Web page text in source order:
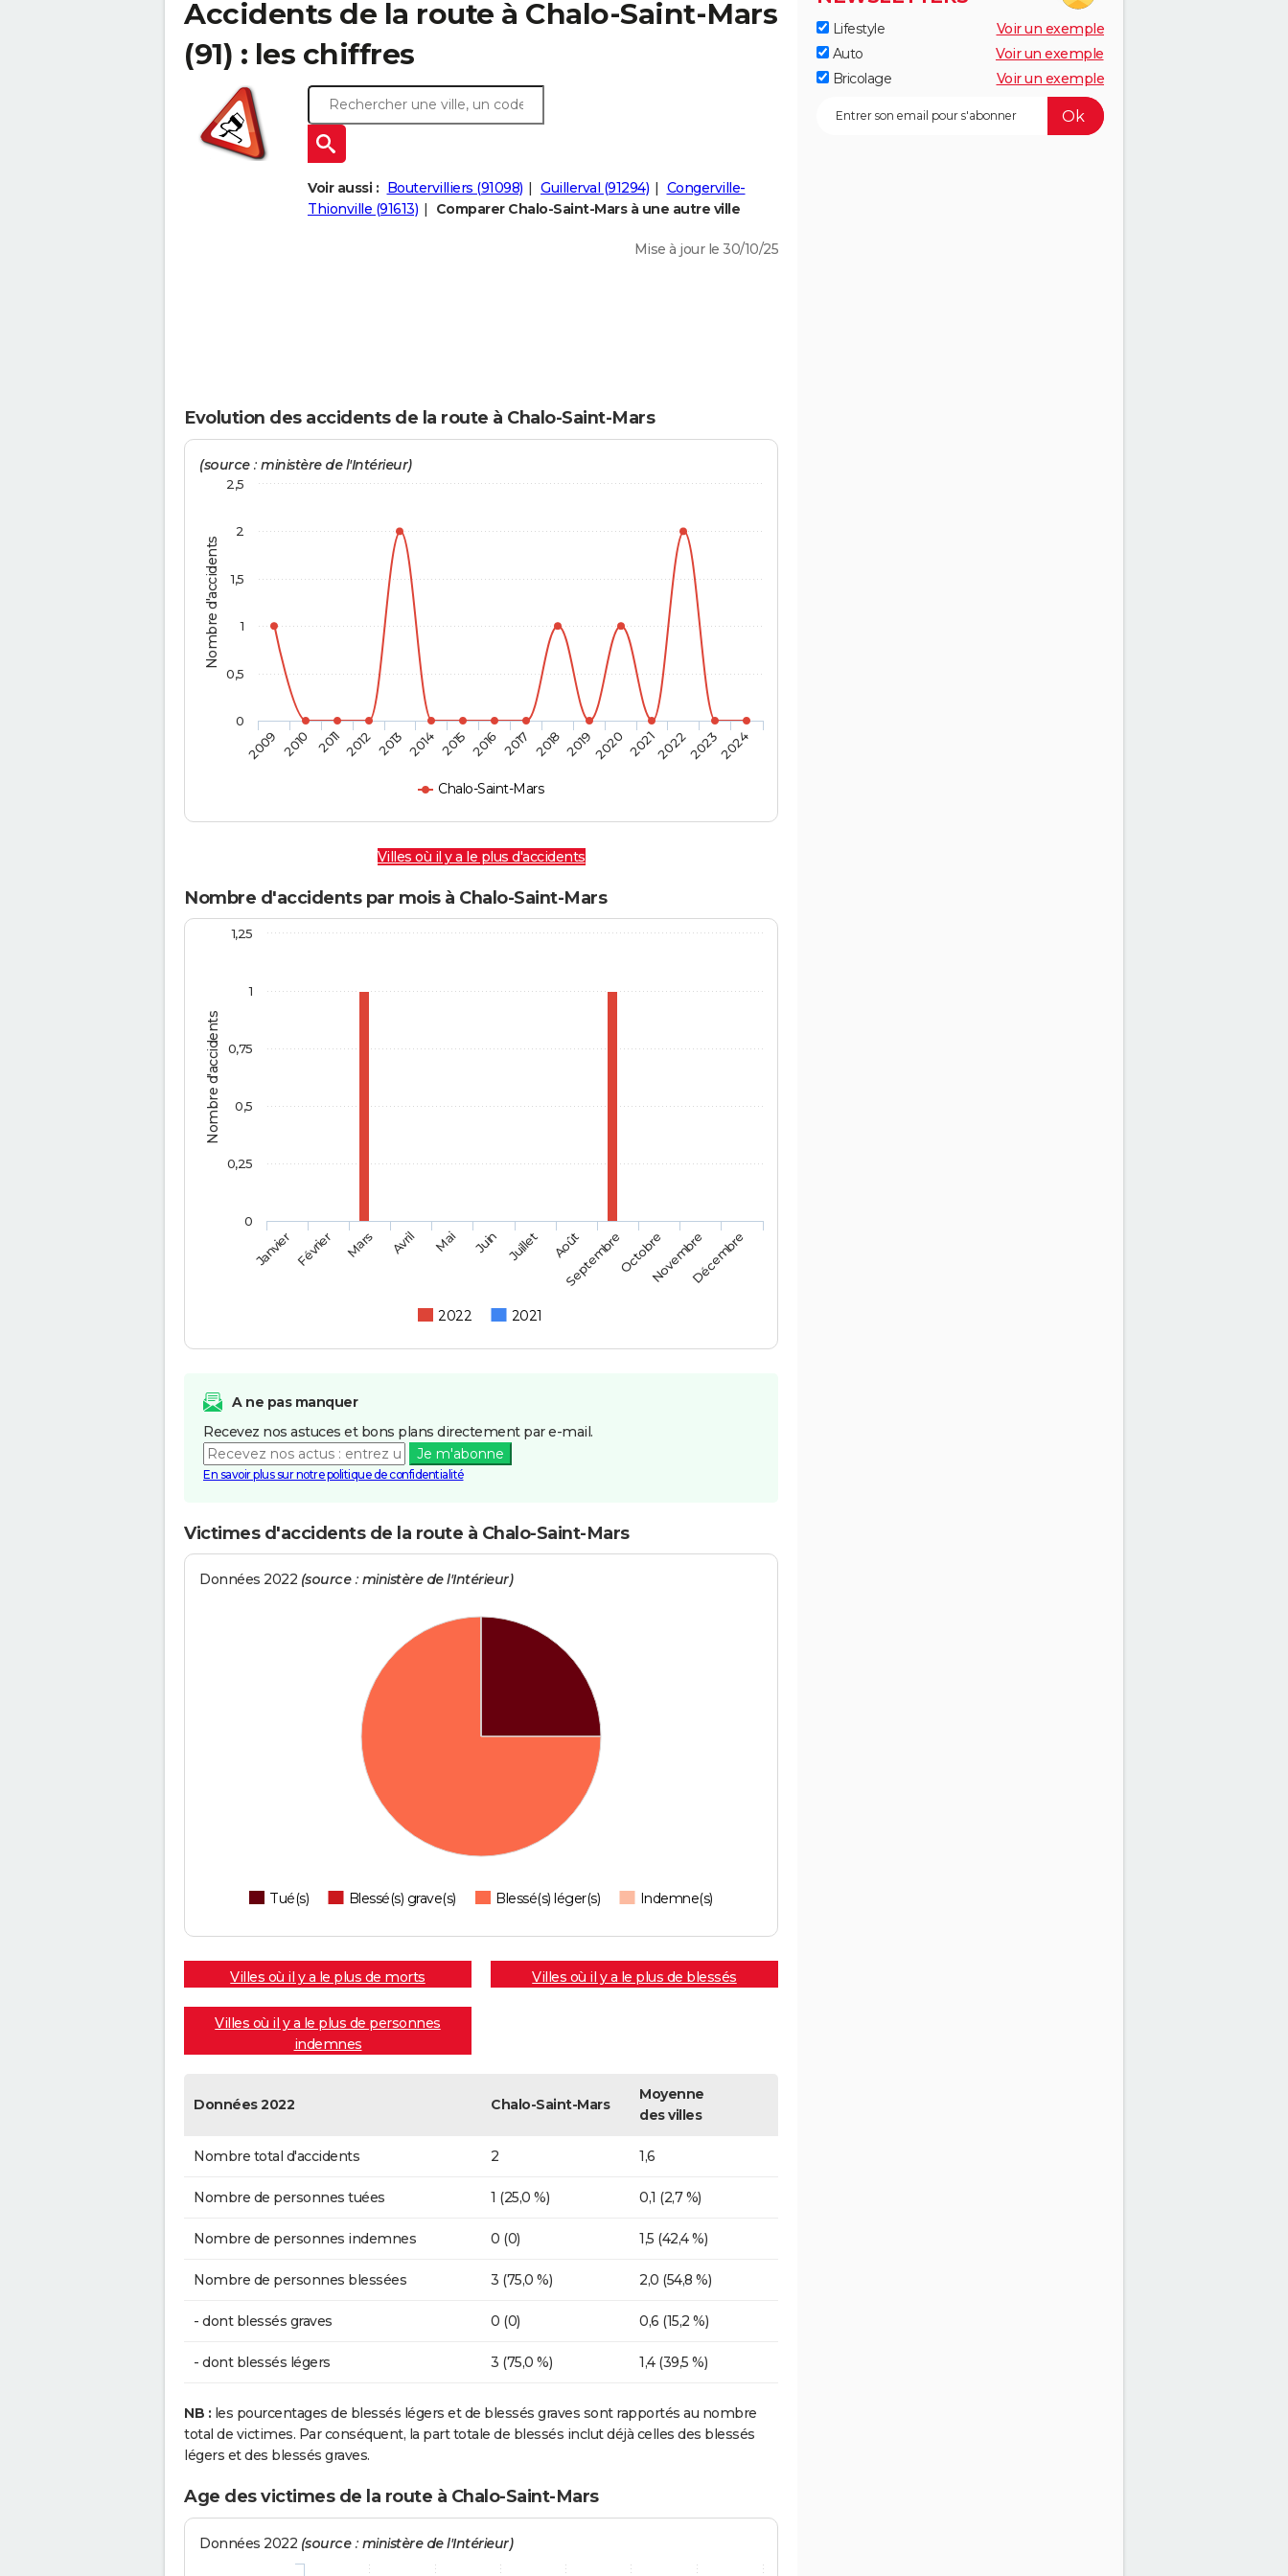
Accidents de la route à Chalo-Saint-Mars
(91) : les chiffres
Voir aussi : Boutervilliers (91098) Guillerval (91294)
Congerville-
Thionville (91613)
Comparer Chalo-Saint-Mars à une autre ville
Mise à jour le 30/10/25
Evolution des accidents de la route à Chalo-Saint-Mars
Nombre d'accidents
(source : ministère de l'Intérieur)
Chalo-Saint-Mars
2009 2010 2011 2012 2013 2014 2015 2016 2017 2018 20192020 2021202220232024
0
0,5
1
1,5
2
2,5
Villes où il y a le plus d'accidents
Nombre d'accidents par mois à Chalo-Saint-Mars
Nombre d'accidents
2022 2021
JanvierFévrier Mars Avril Mai Juin Juillet Août
SeptembreOctobreNovembreDécembre
0
1
0,25
0,5
0,75
1,25
A ne pas manquer
Recevez nos astuces et bons plans directement par e-mail.
Je m'abonne
En savoir plus sur notre politique de confidentialité
Victimes d'accidents de la route à Chalo-Saint-Mars
Données 2022 (source : ministère de l'Intérieur)
Tué(s) Blessé(s) grave(s) Blessé(s) léger(s) Indemne(s)
Villes où il y a le plus de morts Villes où il y a le plus de blessés
Villes où il y a le plus de personnes
indemnes
Données 2022 Chalo-Saint-Mars
Moyenne
des villes
Nombre total d'accidents 2 1,6
Nombre de personnes tuées 1 (25,0 %) 0,1 (2,7 %)
Nombre de personnes indemnes 0 (0) 1,5 (42,4 %)
Nombre de personnes blessées 3 (75,0 %) 2,0 (54,8 %)
- dont blessés graves 0 (0) 0,6 (15,2 %)
- dont blessés légers 3 (75,0 %) 1,4 (39,5 %)
NB : les pourcentages de blessés légers et de blessés graves sont rapportés au nombre
total de victimes. Par conséquent, la part totale de blessés inclut déjà celles des blessés
légers et des blessés graves.
Age des victimes de la route à Chalo-Saint-Mars
Données 2022 (source : ministère de l'Intérieur)
Lifestyle
Voir un exemple
Auto
Voir un exemple
Bricolage
Voir un exemple